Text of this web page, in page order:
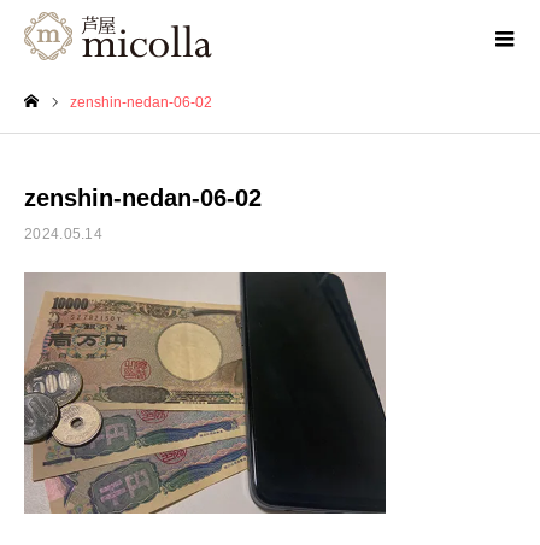
zenshin-nedan-06-02
zenshin-nedan-06-02
2024.05.14